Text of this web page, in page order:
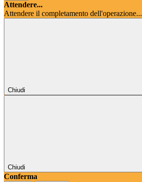
Attendere...
Attendere il completamento dell'operazione...
Chiudi
Chiudi
Conferma